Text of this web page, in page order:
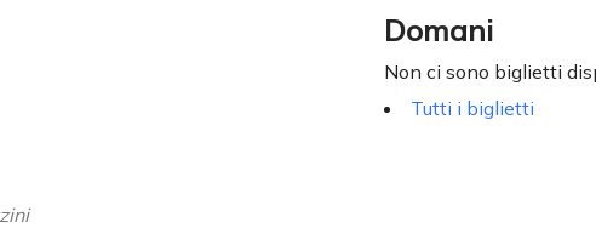
Domani
Non ci sono biglietti
Tutti i biglietti